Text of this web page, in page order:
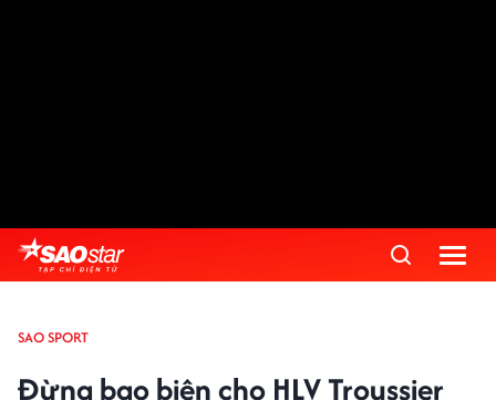
SAO SPORT
Đừng bao biện cho HLV Troussier